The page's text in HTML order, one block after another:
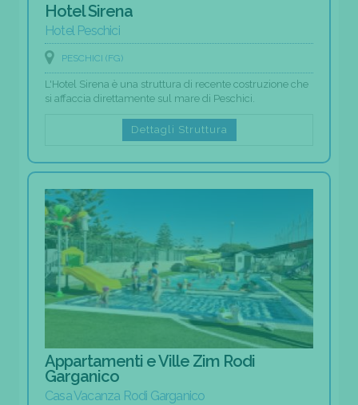
Hotel Sirena
Hotel Peschici
PESCHICI (FG)
L'Hotel Sirena è una struttura di recente costruzione che
si affaccia direttamente sul mare di Peschici.
Dettagli Struttura
Appartamenti e Ville Zim Rodi
Garganico
Casa Vacanza Rodi Garganico